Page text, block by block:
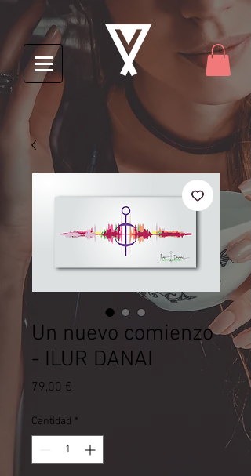
Un nuevo comienzo
- ILUR DANAI
79,00 €
Cantidad *